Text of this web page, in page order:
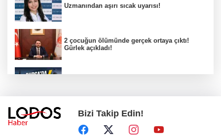
Uzmanından aşırı sıcak uyarısı!
2 çocuğun ölümünde gerçek ortaya çıktı!
Gürlek açıkladı!
Bursa'da Perseid meteor yağmuru heyecanı:
Işıklar sönecek!
Bizi Takip Edin!